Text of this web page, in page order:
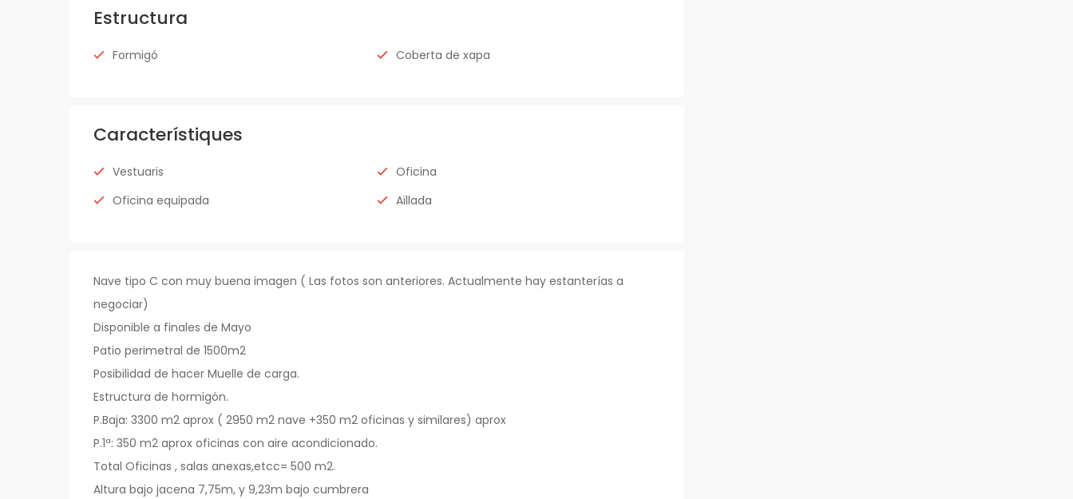
Estructura
Formigó Coberta de xapa
Característiques
Vestuaris
Oficina
Oficina equipada
Aïllada
Nave tipo C con muy buena imagen ( Las fotos son anteriores. Actualmente hay estanterías a
negociar)
Disponible a finales de Mayo
Patio perimetral de 1500m2
Posibilidad de hacer Muelle de carga.
Estructura de hormigón.
P.Baja: 3300 m2 aprox ( 2950 m2 nave +350 m2 oficinas y similares) aprox
P.1ª: 350 m2 aprox oficinas con aire acondicionado.
Total Oficinas , salas anexas,etcc= 500 m2.
Altura bajo jacena 7,75m, y 9,23m bajo cumbrera